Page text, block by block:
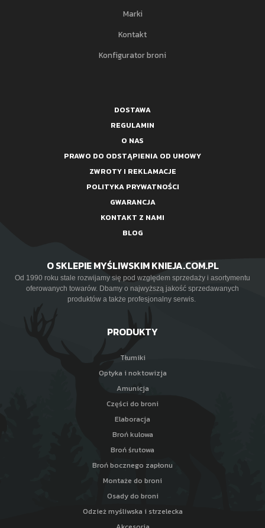
Marki
Kontakt
Konfigurator broni
DOSTAWA
REGULAMIN
O NAS
PRAWO DO ODSTĄPIENIA OD UMOWY
ZWROTY I REKLAMACJE
POLITYKA PRYWATNOŚCI
GWARANCJA
KONTAKT Z NAMI
BLOG
O SKLEPIE MYŚLIWSKIM KNIEJA.COM.PL
Od 1990 roku stale rozwijamy się pod względem sprzedaży i asortymentu
oferowanych towarów. Dbamy o najwyższą jakość sprzedawanych
produktów a także profesjonalny serwis.
PRODUKTY
Tłumiki
Optyka i noktowizja
Amunicja
Części do broni
Elaboracja
Broń kulowa
Broń śrutowa
Broń bocznego zapłonu
Montaże do broni
Osady do broni
Odzież myśliwska i strzelecka